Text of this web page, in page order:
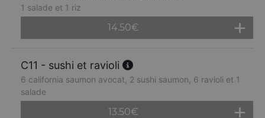
1 salade et 1 riz
14.50€
C11 - sushi et ravioli
6 california saumon avocat, 2 sushi saumon, 6 ravioli et 1
salade
13.50€